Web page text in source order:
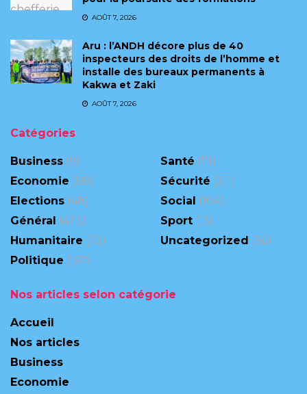
AOÛT 7, 2026
Aru : l’ANDH décore plus de 40
inspecteurs des droits de l’homme et
installe des bureaux permanents à
Kakwa et Zaki
AOÛT 7, 2026
Catégories
Business (9)
Economie (88)
Elections (48)
Général (473)
Humanitaire (75)
Politique (167)
Santé (71)
Sécurité (311)
Social (104)
Sport (13)
Uncategorized (95)
Nos articles selon catégorie
Accueil
Nos articles
Business
Economie